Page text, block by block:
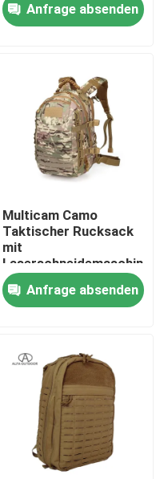
Anfrage absenden
Multicam Camo
Taktischer Rucksack
mit
Laserschneidemaschine
Anfrage absenden